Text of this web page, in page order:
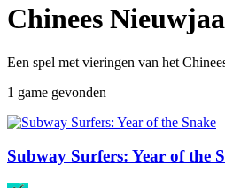
Chinees
Een spel met vieringen van het
1 game gevonden
Subway Surfers: Year of the